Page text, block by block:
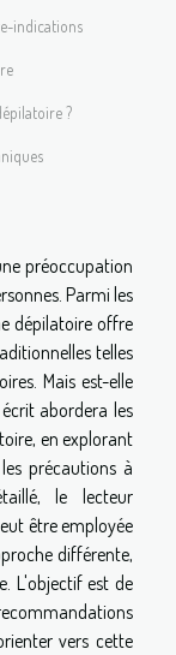
indications
?
préoccupation
Parmi les
dépilatoire offre
telles
Mais est-elle
abordera les
en explorant
précautions à
le lecteur
être employée
différente,
L'objectif est de
vers cette